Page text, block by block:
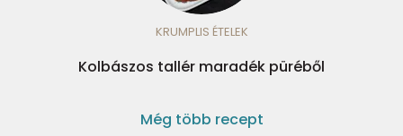
KRUMPLIS ÉTELEK
Kolbászos tallér maradék püréből
Még több recept